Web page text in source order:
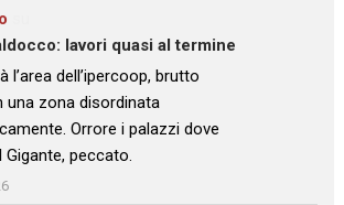
lavori quasi al termine
l’area dell’ipercoop, brutto
una zona disordinata
Orrore i palazzi dove
Gigante, peccato.